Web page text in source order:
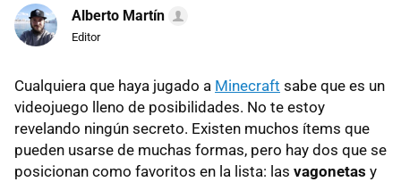
Alberto Martín
Editor
Cualquiera que haya jugado a Minecraft sabe que es un
videojuego lleno de posibilidades. No te estoy
revelando ningún secreto. Existen muchos ítems que
pueden usarse de muchas formas, pero hay dos que se
posicionan como favoritos en la lista: las vagonetas y